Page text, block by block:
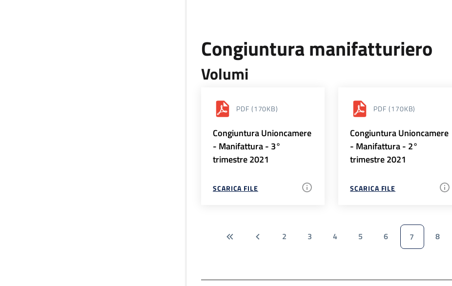
Congiuntura manifatturiero
Volumi
PDF (170KB)
Congiuntura Unioncamere
- Manifattura - 3°
trimestre 2021
SCARICA FILE
PDF (170KB)
Congiuntura Unioncamere
- Manifattura - 2°
trimestre 2021
SCARICA FILE
2 3 4 5 6 7 8